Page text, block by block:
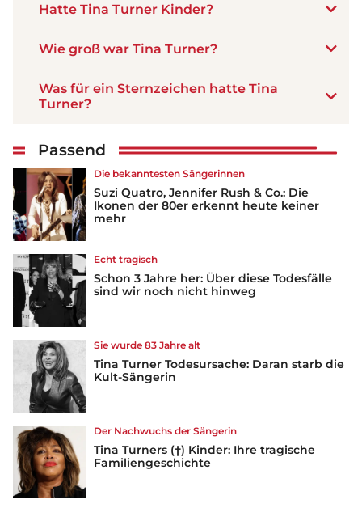
Hatte Tina Turner Kinder?
Wie groß war Tina Turner?
Was für ein Sternzeichen hatte Tina
Turner?
Passend
Die bekanntesten Sängerinnen
Suzi Quatro, Jennifer Rush & Co.: Die
Ikonen der 80er erkennt heute keiner
mehr
Echt tragisch
Schon 3 Jahre her: Über diese Todesfälle
sind wir noch nicht hinweg
Sie wurde 83 Jahre alt
Tina Turner Todesursache: Daran starb die
Kult-Sängerin
Der Nachwuchs der Sängerin
Tina Turners (†) Kinder: Ihre tragische
Familiengeschichte